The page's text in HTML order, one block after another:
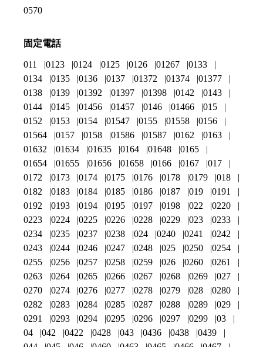
0570
固定電話
011 0123 0124 0125 0126 01267
0133
0134
0135 0136 0137 01372 01374
01377
0138
0139 01392 01397 01398 0142
0143
0144
0145 01456 01457 0146 01466
015
0152
0153 0154 01547 0155 01558
0156
01564
0157 0158 01586 01587 0162
0163
01632
01634 01635 0164 01648
0165
01654
01655 01656 01658 0166 0167
017
0172
0173 0174 0175 0176 0178 0179
018
0182
0183 0184 0185 0186 0187 019
0191
0192
0193 0194 0195 0197 0198 022
0220
0223
0224 0225 0226 0228 0229 023
0233
0234
0235 0237 0238 024 0240 0241
0242
0243
0244 0246 0247 0248 025 0250
0254
0255
0256 0257 0258 0259 026 0260
0261
0263
0264 0265 0266 0267 0268 0269
027
0270
0274 0276 0277 0278 0279 028
0280
0282
0283 0284 0285 0287 0288 0289
029
0291
0293 0294 0295 0296 0297 0299
03
04
042 0422 0428 043 0436 0438
0439